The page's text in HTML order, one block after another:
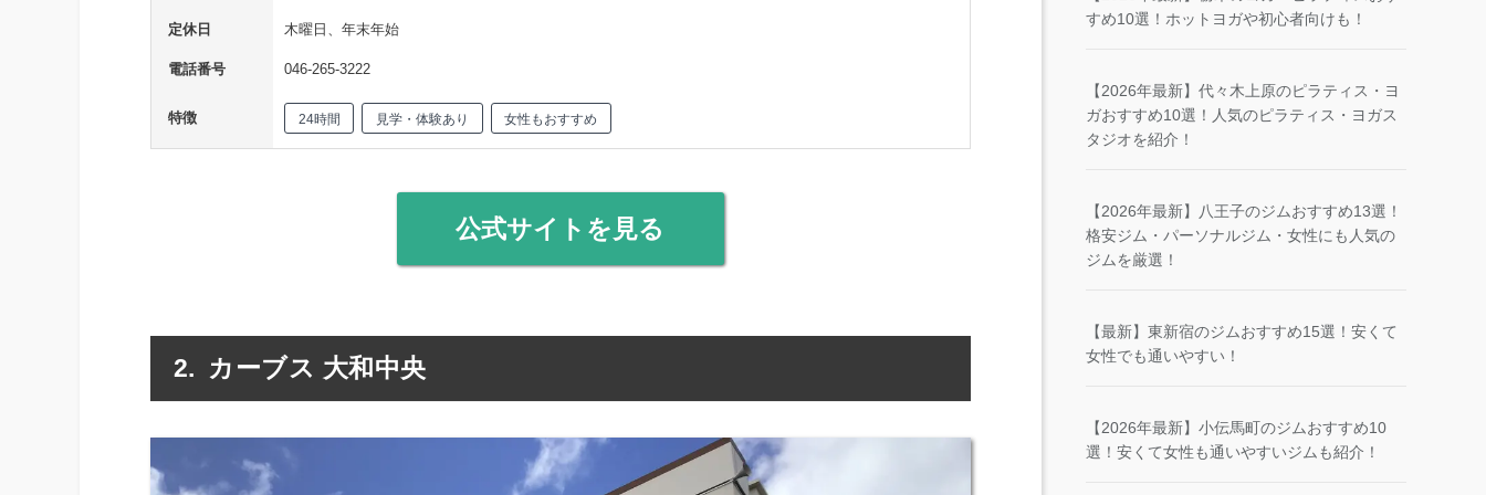
定休日 木曜日、年末年始
電話番号 046-265-3222
特徴 24時間 見学・体験あり 女性もおすすめ
公式サイトを見る
カーブス 大和中央
すめ10選！ホットヨガや初心者向けも！
【2026年最新】代々木上原のピラティス・ヨ
ガおすすめ10選！人気のピラティス・ヨガス
タジオを紹介！
【2026年最新】八王子のジムおすすめ13選！
格安ジム・パーソナルジム・女性にも人気の
ジムを厳選！
【最新】東新宿のジムおすすめ15選！安くて
女性でも通いやすい！
【2026年最新】小伝馬町のジムおすすめ10
選！安くて女性も通いやすいジムも紹介！